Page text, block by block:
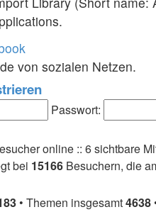
von sozialen Netzen.
Passwort:
online :: 6 sichtbare
bei 15166 Besuchern, die
• Themen insgesamt4638